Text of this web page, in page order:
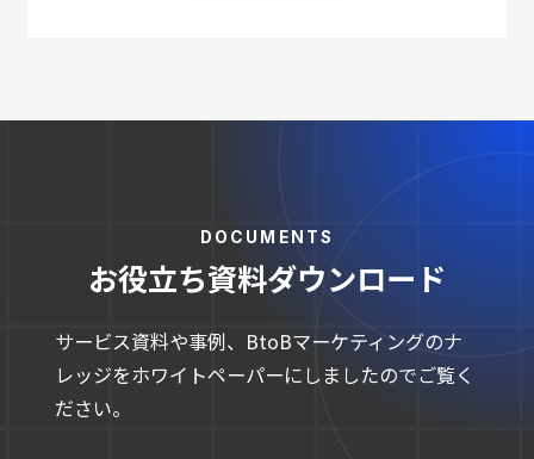
DOCUMENTS
お役立ち資料ダウンロード
サービス資料や事例、BtoBマーケティングのナ
レッジをホワイトペーパーにしましたのでご覧く
ださい。